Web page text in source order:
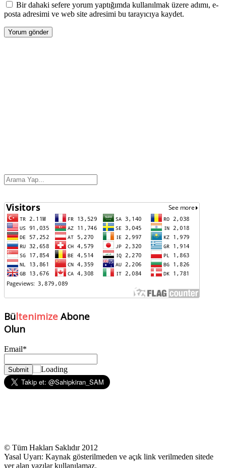
Bir dahaki sefere yorum yaptığımda kullanılmak üzere adımı, e-
posta adresimi ve web site adresimi bu tarayıcıya kaydet.
Bültenimize Abone
Olun
Email*
© Tüm Hakları Saklıdır 2012
Yasal Uyarı: Kaynak gösterilmeden ve açık link verilmeden sitede
yer alan yazılar kullanılamaz.